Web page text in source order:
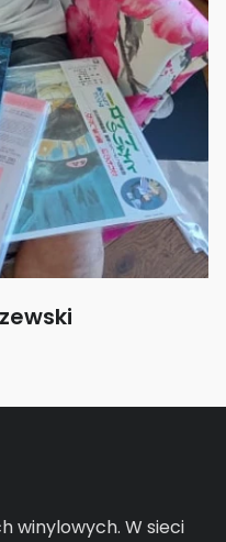
winylowych. W sieci